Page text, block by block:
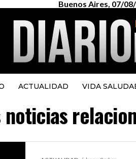
Buenos Aires, 07/
ACTUALIDAD VIDA
noticias